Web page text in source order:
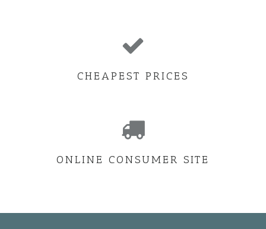
CHEAPEST PRICES
ONLINE CONSUMER SITE